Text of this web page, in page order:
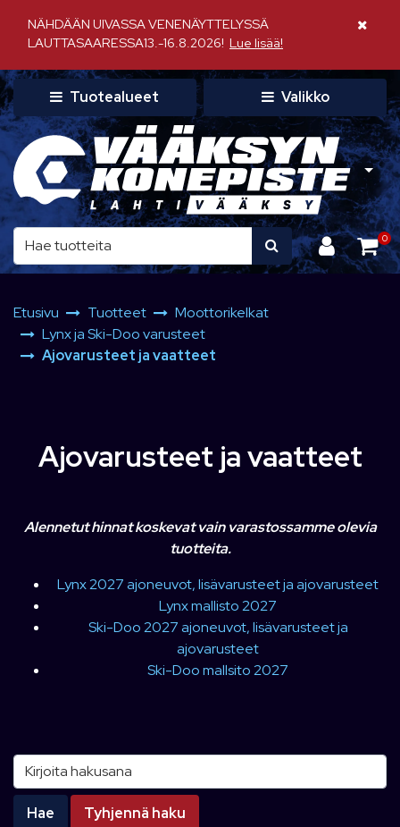
NÄHDÄÄN UIVASSA VENENÄYTTELYSSÄ
LAUTTASAARESSA13.-16.8.2026! Lue lisää!
Sulje
Tuotealueet Valikko
0
Etusivu Tuotteet
Moottorikelkat
Lynx ja Ski-Doo varusteet
Ajovarusteet ja vaatteet
Ajovarusteet ja vaatteet
Alennetut hinnat koskevat vain varastossamme olevia
tuotteita.
Lynx 2027 ajoneuvot, lisävarusteet ja ajovarusteet
Lynx mallisto 2027
Ski-Doo 2027 ajoneuvot, lisävarusteet ja
ajovarusteet
Ski-Doo mallsito 2027
Kirjoita hakusana
Hae Tyhjennä haku